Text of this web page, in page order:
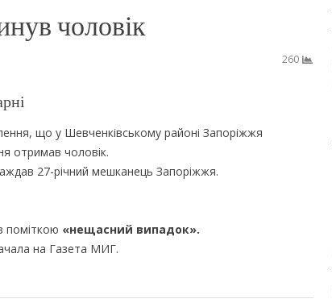
чоловік
260
що у Шевченківському районі Запоріжжя
отримав чоловік.
27-річний мешканець Запоріжжя.
поміткою «нещасний випадок».
на Газета МИГ.